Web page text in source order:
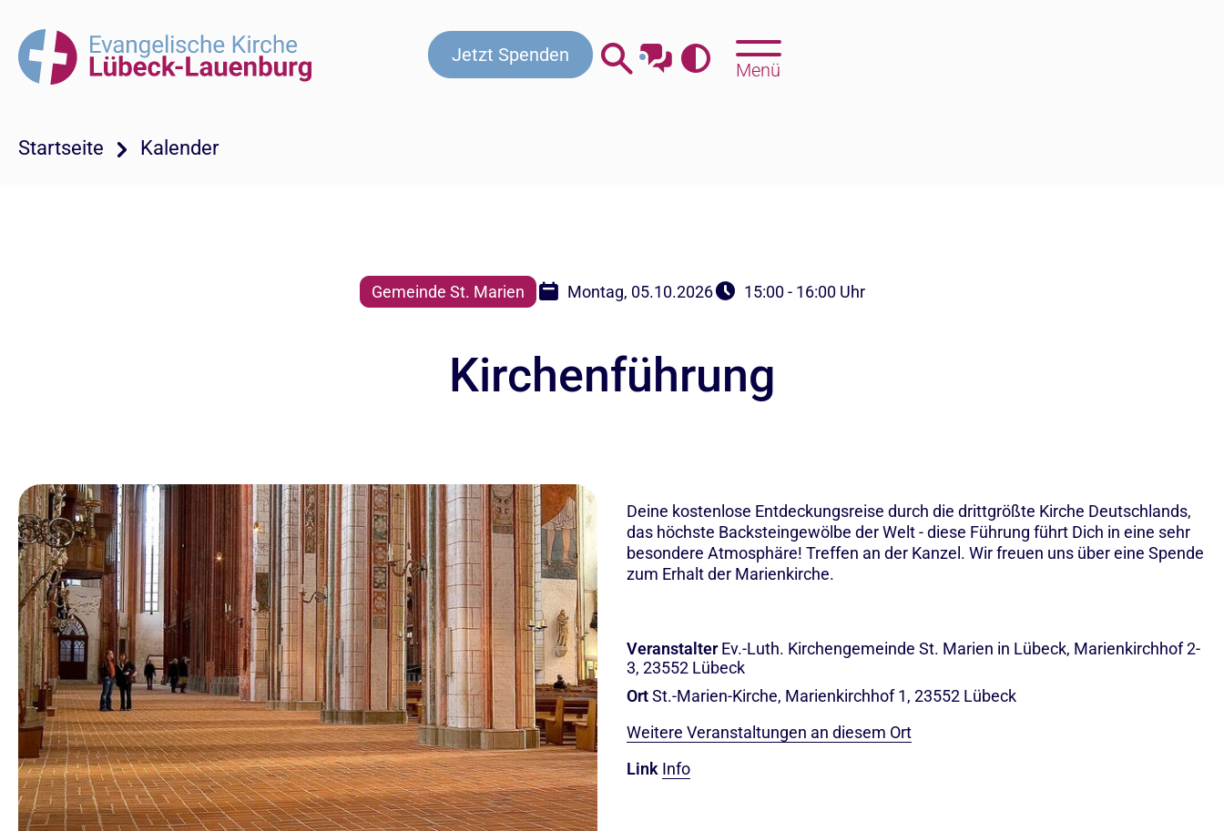
KontaktBeratung & HilfeGottesdienste
Jetzt Spenden
Menü
Startseite Kalender
Gemeinde St. Marien Montag, 05.10.2026 15:00 - 16:00 Uhr
Kirchenführung
Deine kostenlose Entdeckungsreise durch die drittgrößte Kirche Deutschlands,
das höchste Backsteingewölbe der Welt - diese Führung führt Dich in eine sehr
besondere Atmosphäre! Treffen an der Kanzel. Wir freuen uns über eine Spende
zum Erhalt der Marienkirche.
Veranstalter Ev.-Luth. Kirchengemeinde St. Marien in Lübeck, Marienkirchhof 2-
3, 23552 Lübeck
OrtSt.-Marien-Kirche, Marienkirchhof 1, 23552 Lübeck
Weitere Veranstaltungen an diesem Ort
Link Info